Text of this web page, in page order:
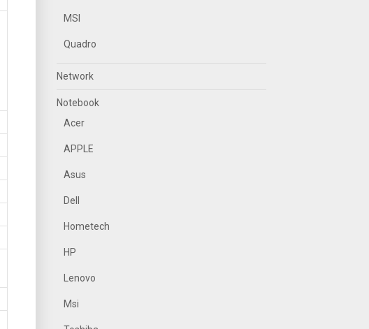
MSI
Quadro
Network
Notebook
Acer
APPLE
Asus
Dell
Hometech
HP
Lenovo
Msi